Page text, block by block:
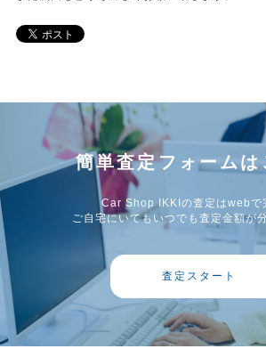
簡単査定フォームは
Car Shop IKKIの査定はwebで
ご自宅にいてもいつでも査定金額が
査定スタート